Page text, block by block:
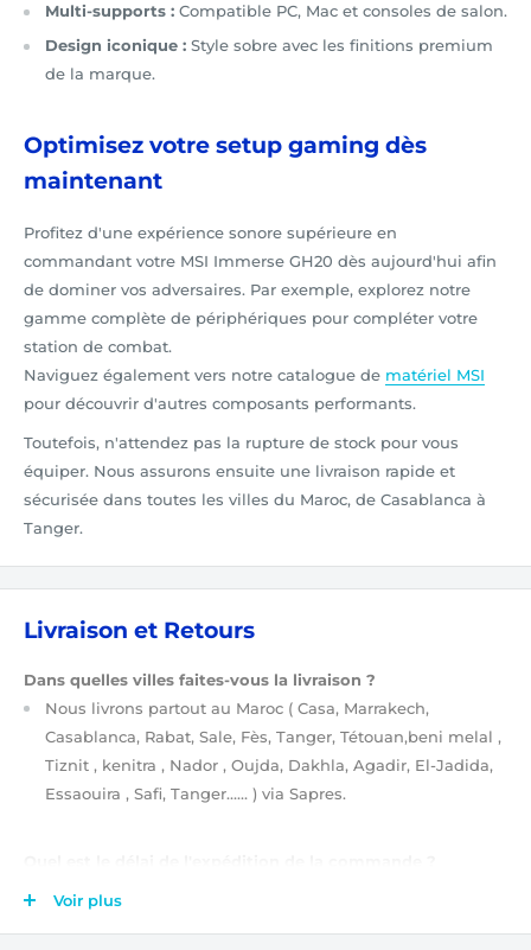
Multi-supports : Compatible PC, Mac et consoles de salon.
Design iconique : Style sobre avec les finitions premium
de la marque.
Optimisez votre setup gaming dès
maintenant
Profitez d'une expérience sonore supérieure en
commandant votre MSI Immerse GH20 dès aujourd'hui afin
de dominer vos adversaires. Par exemple, explorez notre
gamme complète de périphériques pour compléter votre
station de combat.
Naviguez également vers notre catalogue de matériel MSI
pour découvrir d'autres composants performants.
Toutefois, n'attendez pas la rupture de stock pour vous
équiper. Nous assurons ensuite une livraison rapide et
sécurisée dans toutes les villes du Maroc, de Casablanca à
Tanger.
Livraison et Retours
Dans quelles villes faites-vous la livraison ?
Nous livrons partout au Maroc ( Casa, Marrakech,
Casablanca, Rabat, Sale, Fès, Tanger, Tétouan,beni melal ,
Tiznit , kenitra , Nador , Oujda, Dakhla, Agadir, El-Jadida,
Essaouira , Safi, Tanger…… ) via Sapres.
Voir plus